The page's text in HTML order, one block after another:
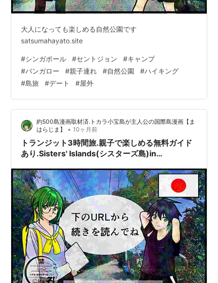
大人になっても楽しめる自然公園です
satsumahayato.site
#シンガポール #セントジョン #キャンプ
#バンガロー #親子連れ #自然公園 #ハイキング
#島旅 #デート #屋外
約500島漫画取材済.トカラ小宝島が主人公の国際島漫画【ま
はらじま】
• 10ヶ月前
トランジット3時間旅.親子で楽しめる無料ガイド
あり.Sisters' Islands(シスターズ島)in